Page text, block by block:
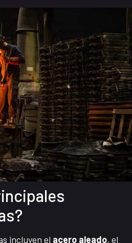
incluyen el acero aleado, el